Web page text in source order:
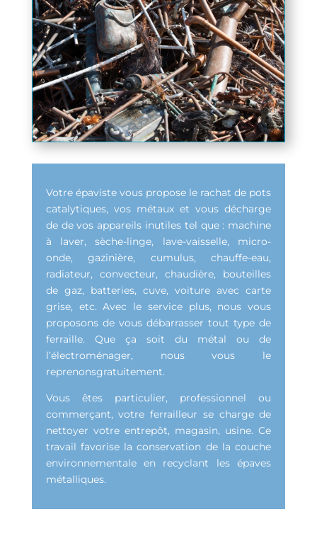
Votre épaviste vous propose le rachat de pots
catalytiques, vos métaux et vous décharge
de de vos appareils inutiles tel que : machine
à laver, sèche-linge, lave-vaisselle, micro-
onde, gazinière, cumulus, chauffe-eau,
radiateur, convecteur, chaudière, bouteilles
de gaz, batteries, cuve, voiture avec carte
grise, etc. Avec le service plus, nous vous
proposons de vous débarrasser tout type de
ferraille. Que ça soit du métal ou de
l’électroménager, nous vous le
reprenonsgratuitement.
Vous êtes particulier, professionnel ou
commerçant, votre ferrailleur se charge de
nettoyer votre entrepôt, magasin, usine. Ce
travail favorise la conservation de la couche
environnementale en recyclant les épaves
métalliques.